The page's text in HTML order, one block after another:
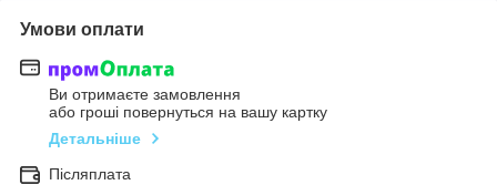
Умови оплати
Ви отримаєте замовлення
або гроші повернуться на вашу картку
Детальніше
Післяплата